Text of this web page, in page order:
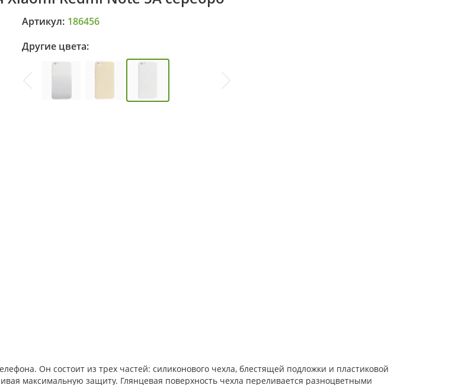
Артикул: 186456
Другие цвета:
Он состоит из трех частей: силиконового чехла, блестящей подложки и пластиковой
максимальную защиту. Глянцевая поверхность чехла переливается разноцветными